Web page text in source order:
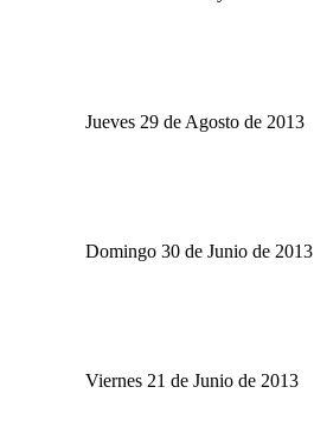
Jueves 29 de Agosto de 2013
Domingo 30 de Junio de 2013
Viernes 21 de Junio de 2013